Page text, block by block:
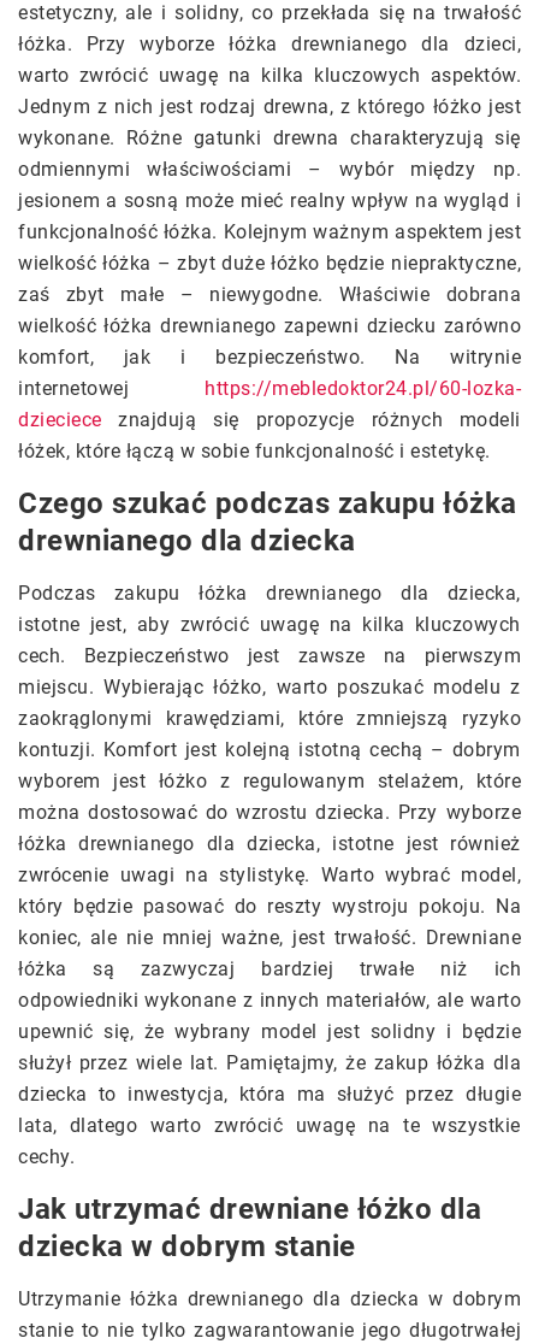
estetyczny, ale i solidny, co przekłada się na trwałość
łóżka. Przy wyborze łóżka drewnianego dla dzieci,
warto zwrócić uwagę na kilka kluczowych aspektów.
Jednym z nich jest rodzaj drewna, z którego łóżko jest
wykonane. Różne gatunki drewna charakteryzują się
odmiennymi właściwościami – wybór między np.
jesionem a sosną może mieć realny wpływ na wygląd i
funkcjonalność łóżka. Kolejnym ważnym aspektem jest
wielkość łóżka – zbyt duże łóżko będzie niepraktyczne,
zaś zbyt małe – niewygodne. Właściwie dobrana
wielkość łóżka drewnianego zapewni dziecku zarówno
komfort, jak i bezpieczeństwo. Na witrynie
internetowej https://mebledoktor24.pl/60-lozka-
dzieciece znajdują się propozycje różnych modeli
łóżek, które łączą w sobie funkcjonalność i estetykę.
Czego szukać podczas zakupu łóżka
drewnianego dla dziecka
Podczas zakupu łóżka drewnianego dla dziecka,
istotne jest, aby zwrócić uwagę na kilka kluczowych
cech. Bezpieczeństwo jest zawsze na pierwszym
miejscu. Wybierając łóżko, warto poszukać modelu z
zaokrąglonymi krawędziami, które zmniejszą ryzyko
kontuzji. Komfort jest kolejną istotną cechą – dobrym
wyborem jest łóżko z regulowanym stelażem, które
można dostosować do wzrostu dziecka. Przy wyborze
łóżka drewnianego dla dziecka, istotne jest również
zwrócenie uwagi na stylistykę. Warto wybrać model,
który będzie pasować do reszty wystroju pokoju. Na
koniec, ale nie mniej ważne, jest trwałość. Drewniane
łóżka są zazwyczaj bardziej trwałe niż ich
odpowiedniki wykonane z innych materiałów, ale warto
upewnić się, że wybrany model jest solidny i będzie
służył przez wiele lat. Pamiętajmy, że zakup łóżka dla
dziecka to inwestycja, która ma służyć przez długie
lata, dlatego warto zwrócić uwagę na te wszystkie
cechy.
Jak utrzymać drewniane łóżko dla
dziecka w dobrym stanie
Utrzymanie łóżka drewnianego dla dziecka w dobrym
stanie to nie tylko zagwarantowanie jego długotrwałej